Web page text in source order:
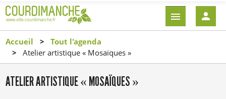
contenu
EN-
TÊTE
Accueil
Tout l'agenda
Atelier artistique « Mosaïques »
ATELIER ARTISTIQUE « MOSAÏQUES »